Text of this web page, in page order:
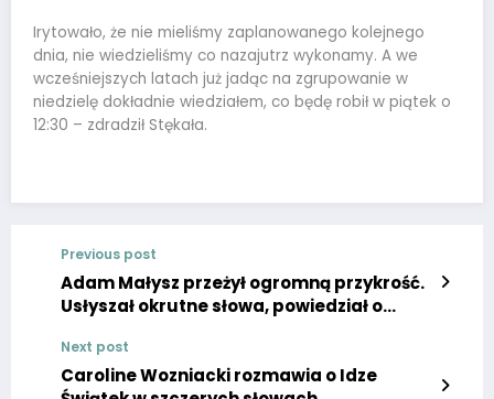
Irytowało, że nie mieliśmy zaplanowanego kolejnego
dnia, nie wiedzieliśmy co nazajutrz wykonamy. A we
wcześniejszych latach już jadąc na zgrupowanie w
niedzielę dokładnie wiedziałem, co będę robił w piątek o
12:30 – zdradził Stękała.
Previous post
Adam Małysz przeżył ogromną przykrość.
Usłyszał okrutne słowa, powiedział o
Next post
Caroline Wozniacki rozmawia o Idze